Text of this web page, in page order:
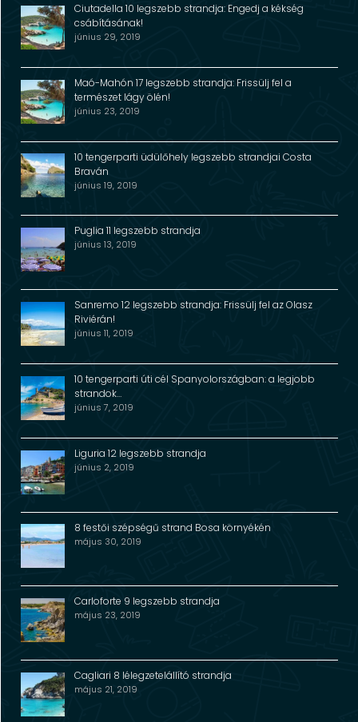
Ciutadella 10 legszebb strandja: Engedj a kékség
csábításának!
június 29, 2019
Maó-Mahón 17 legszebb strandja: Frissülj fel a
természet lágy ölén!
június 23, 2019
10 tengerparti üdülőhely legszebb strandjai Costa
Braván
június 19, 2019
Puglia 11 legszebb strandja
június 13, 2019
Sanremo 12 legszebb strandja: Frissülj fel az Olasz
Riviérán!
június 11, 2019
10 tengerparti úti cél Spanyolországban: a legjobb
strandok…
június 7, 2019
Liguria 12 legszebb strandja
június 2, 2019
8 festői szépségű strand Bosa környékén
május 30, 2019
Carloforte 9 legszebb strandja
május 23, 2019
Cagliari 8 lélegzetelállító strandja
május 21, 2019